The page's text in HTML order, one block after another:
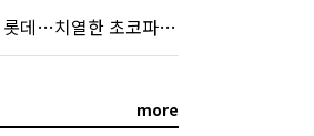
…치열한 초코파이 대전
more